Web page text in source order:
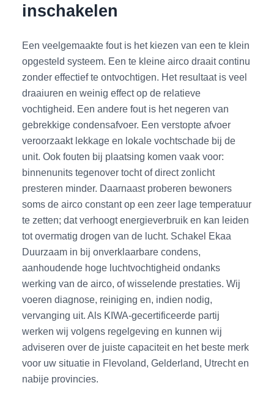
inschakelen
Een veelgemaakte fout is het kiezen van een te klein
opgesteld systeem. Een te kleine airco draait continu
zonder effectief te ontvochtigen. Het resultaat is veel
draaiuren en weinig effect op de relatieve
vochtigheid. Een andere fout is het negeren van
gebrekkige condensafvoer. Een verstopte afvoer
veroorzaakt lekkage en lokale vochtschade bij de
unit. Ook fouten bij plaatsing komen vaak voor:
binnenunits tegenover tocht of direct zonlicht
presteren minder. Daarnaast proberen bewoners
soms de airco constant op een zeer lage temperatuur
te zetten; dat verhoogt energieverbruik en kan leiden
tot overmatig drogen van de lucht. Schakel Ekaa
Duurzaam in bij onverklaarbare condens,
aanhoudende hoge luchtvochtigheid ondanks
werking van de airco, of wisselende prestaties. Wij
voeren diagnose, reiniging en, indien nodig,
vervanging uit. Als KIWA-gecertificeerde partij
werken wij volgens regelgeving en kunnen wij
adviseren over de juiste capaciteit en het beste merk
voor uw situatie in Flevoland, Gelderland, Utrecht en
nabije provincies.